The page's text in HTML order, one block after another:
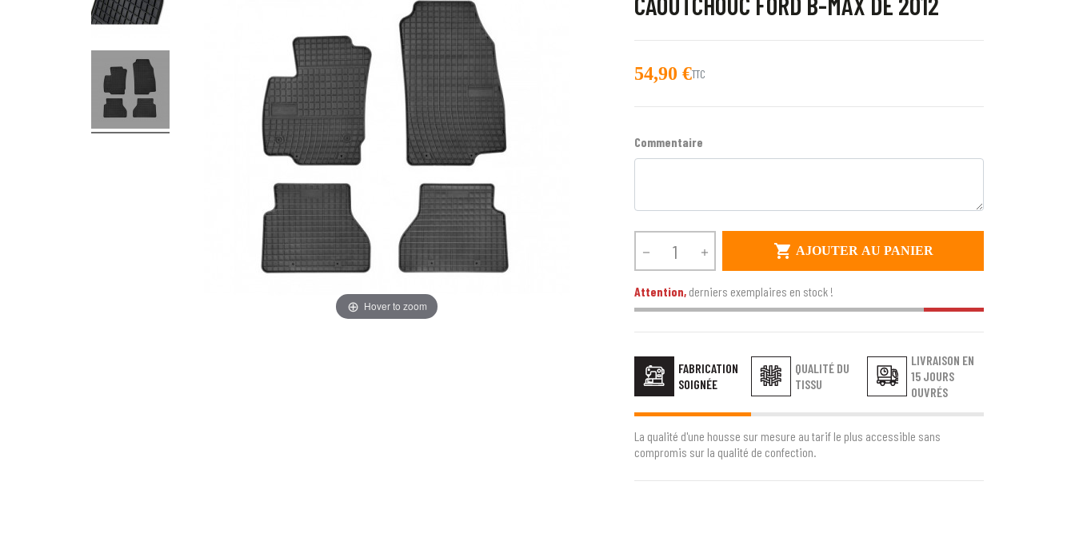
Hover to zoom
54,90 €TTC
Commentaire
   AJOUTER AU PANIER
Attention, derniers exemplaires en stock !
FABRICATION
SOIGNÉE
QUALITÉ DU
TISSU
LIVRAISON EN
15 JOURS
OUVRÉS
La qualité d'une housse sur mesure au tarif le plus accessible sans
compromis sur la qualité de confection.